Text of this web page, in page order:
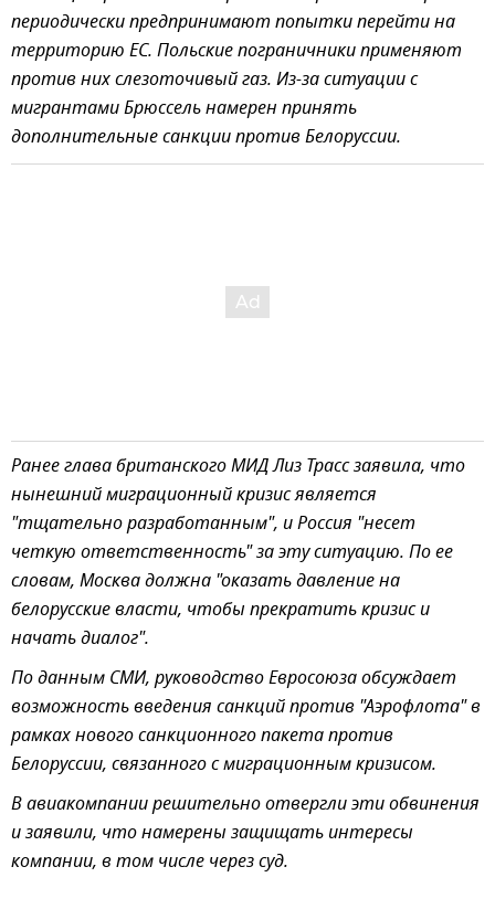
периодически предпринимают попытки перейти на
территорию ЕС. Польские пограничники применяют
против них слезоточивый газ. Из-за ситуации с
мигрантами Брюссель намерен принять
дополнительные санкции против Белоруссии.
Ранее глава британского МИД Лиз Трасс заявила, что
нынешний миграционный кризис является
"тщательно разработанным", и Россия "несет
четкую ответственность" за эту ситуацию. По ее
словам, Москва должна "оказать давление на
белорусские власти, чтобы прекратить кризис и
начать диалог".
По данным СМИ, руководство Евросоюза обсуждает
возможность введения санкций против "Аэрофлота" в
рамках нового санкционного пакета против
Белоруссии, связанного с миграционным кризисом.
В авиакомпании решительно отвергли эти обвинения
и заявили, что намерены защищать интересы
компании, в том числе через суд.